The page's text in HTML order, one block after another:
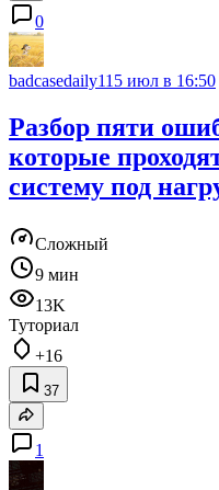
0
badcasedaily115 июл в 16:50
Разбор пяти
которые
систему под
Сложный
9 мин
13K
Туториал
+16
37
1